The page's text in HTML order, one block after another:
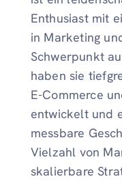
Enthusiast mit
in Marketing
Schwerpunkt
haben sie
E-Commerce
entwickelt und
messbare
Vielzahl von
skalierbare